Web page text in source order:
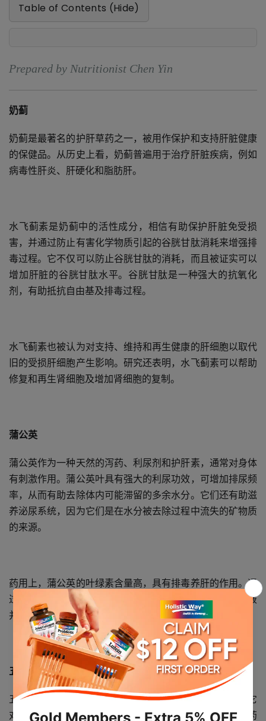
Table of Contents
Prepared by Nutritionist Chen Yin
奶蓟
奶蓟是最著名的护肝草药之一，被用作保护和支持肝脏健康
的保健品。从历史上看，奶蓟普遍用于治疗肝脏疾病，例如
病毒性肝炎、肝硬化和脂肪肝。
水飞蓟素是奶蓟中的活性成分，相信有助保护肝脏免受损
害，并通过防止有害化学物质引起的谷胱甘肽消耗来增强排
毒过程。它不仅可以防止谷胱甘肽的消耗，而且被证实可以
增加肝脏的谷胱甘肽水平。谷胱甘肽是一种强大的抗氧化
剂，有助抵抗自由基及排毒过程。
水飞蓟素也被认为对支持、维持和再生健康的肝细胞以取代
旧的受损肝细胞产生影响。研究还表明，水飞蓟素可以帮助
修复和再生肾细胞及增加肾细胞的复制。
蒲公英
蒲公英作为一种天然的泻药、利尿剂和护肝素，通常对身体
有刺激作用。蒲公英叶具有强大的利尿功效，可增加排尿频
率，从而有助去除体内可能滞留的多余水分。它们还有助滋
养泌尿系统，因为它们是在水分被去除过程中流失的矿物质
的来源。
药用上，蒲公英的叶绿素含量高，具有排毒养肝的作用。通
过刺激胆汁的产生，它可以显着改善肝功能，帮助净化血液
并中和对肝脏造成负担的重金属、杀虫剂和有毒化学物质。
五味子
五味子被称为五味果，但不常用作食物。相反，据报道，它
对免疫和肝脏健康等广泛的健康相关问题具有许多益处和药